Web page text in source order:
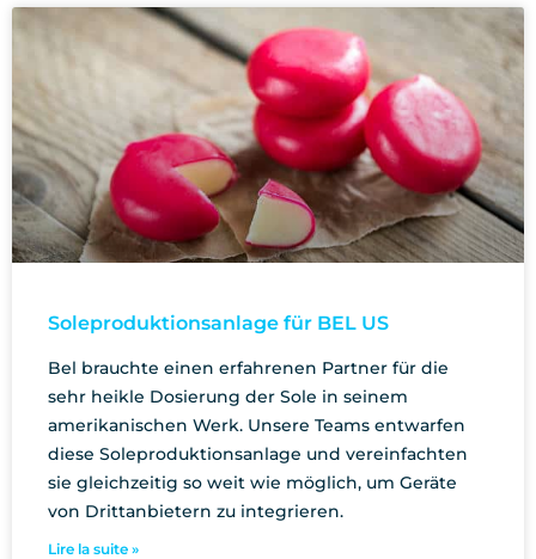
Soleproduktionsanlage für BEL US
Bel brauchte einen erfahrenen Partner für die
sehr heikle Dosierung der Sole in seinem
amerikanischen Werk. Unsere Teams entwarfen
diese Soleproduktionsanlage und vereinfachten
sie gleichzeitig so weit wie möglich, um Geräte
von Drittanbietern zu integrieren.
Lire la suite »